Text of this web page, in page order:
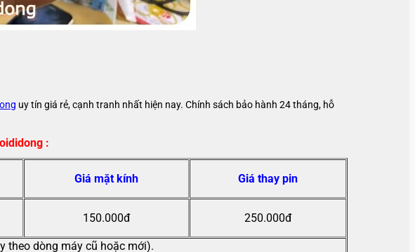
uy tín giá rẻ, cạnh tranh nhất hiện nay. Chính sách bảo hành 24 tháng, hỗ
:
Giá mặt kính Giá thay pin
150.000đ 250.000đ
theo dòng máy cũ hoặc mới).